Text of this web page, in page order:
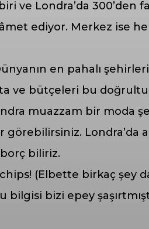
Londra’da 300’den
ediyor. Merkez ise
en pahalı
ve bütçeleri bu
muazzam bir moda
biliriz.
(Elbette birkaç şey
bizi epey